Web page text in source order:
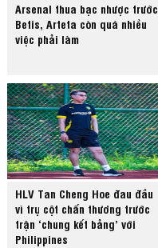
Arsenal thua bạc nhược trước
Betis, Arteta còn quá nhiều
việc phải làm
HLV Tan Cheng Hoe đau đầu
vì trụ cột chấn thương trước
trận ‘chung kết bảng’ với
Philippines